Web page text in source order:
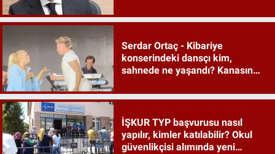
Serdar Ortaç - Kibariye
konserindeki dansçı kim,
sahnede ne yaşandı? Kanasın
İŞKUR TYP başvurusu nasıl
yapılır, kimler katılabilir? Okul
güvenlikçisi alımında yeni